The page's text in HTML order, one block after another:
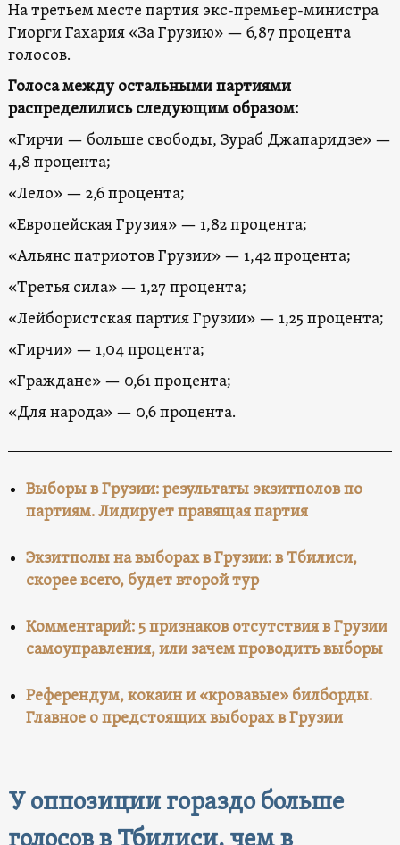
На третьем месте партия экс-премьер-министра
Гиорги Гахария «За Грузию» — 6,87 процента
голосов.
Голоса между остальными партиями
распределились следующим образом:
«Гирчи — больше свободы, Зураб Джапаридзе» —
4,8 процента;
«Лело» — 2,6 процента;
«Европейская Грузия» — 1,82 процента;
«Альянс патриотов Грузии» — 1,42 процента;
«Третья сила» — 1,27 процента;
«Лейбористская партия Грузии» — 1,25 процента;
«Гирчи» — 1,04 процента;
«Граждане» — 0,61 процента;
«Для народа» — 0,6 процента.
Выборы в Грузии: результаты экзитполов по
партиям. Лидирует правящая партия
Экзитполы на выборах в Грузии: в Тбилиси,
скорее всего, будет второй тур
Комментарий: 5 признаков отсутствия в Грузии
самоуправления, или зачем проводить выборы
Референдум, кокаин и «кровавые» билборды.
Главное о предстоящих выборах в Грузии
У оппозиции гораздо больше